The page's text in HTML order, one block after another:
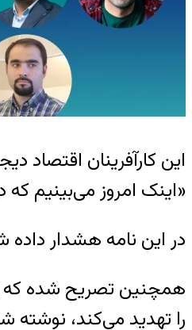
این کارآفرینان
«اینک امروز می‌بینیم
در این نامه هشدار
همچنین تصریح شده که
را تهدید می‌کند،